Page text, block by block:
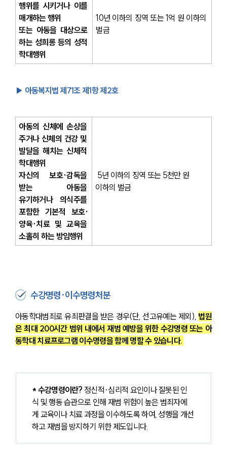
행위를 시키거나 이를
매개하는 행위
또는 아동을 대상으로
하는 성희롱 등의 성적
학대행위
10년 이하의 징역 또는 1억 원 이하의
벌금
▶ 아동복지법 제71조 제1항 제2호
아동의 신체에 손상을
주거나 신체의 건강 및
발달을 해치는 신체적
학대행위
자신의 보호·감독을
받는 아동을
유기하거나 의식주를
포함한 기본적 보호·
양육·치료 및 교육을
소홀히 하는 방임행위
5년 이하의 징역 또는 5천만 원
이하의 벌금
수강명령·이수명령처분
아동학대범죄로 유죄판결을 받은 경우(단, 선고유예는 제외), 법원
은 최대 200시간 범위 내에서 재범 예방을 위한 수강명령 또는 아
동학대 치료프로그램 이수명령을 함께 명할 수 있습니다.
* 수강명령이란? 정신적·심리적 요인이나 잘못된 인
식 및 행동 습관으로 인해 재범 위험이 높은 범죄자에
게 교육이나 치료 과정을 이수하도록 하여, 성행을 개선
하고 재범을 방지하기 위한 제도입니다.